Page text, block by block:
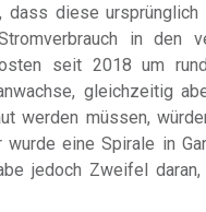
dass diese
in den
seit 2018 um
gleichzeitig
werden müssen,
wurde eine Spirale in
jedoch Zweifel